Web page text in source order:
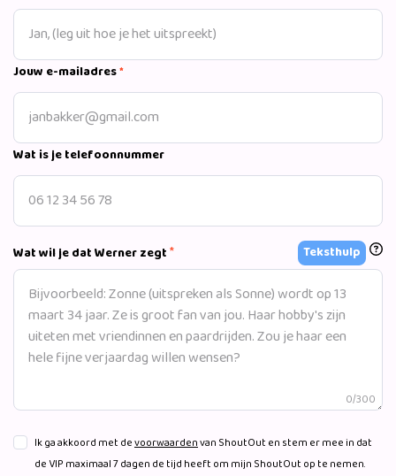
Jouw e-mailadres*
Wat is je telefoonnummer
Wat wil je dat Werner zegt* Teksthulp
0/300
Ik ga akkoord met devoorwaardenvan ShoutOut en stem er mee in dat
de VIP maximaal 7 dagen de tijd heeft om mijn ShoutOut op te nemen.